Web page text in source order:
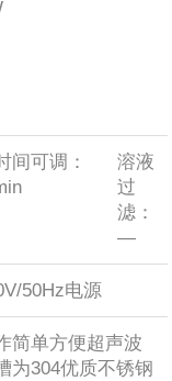
间可调：
溶液
过
滤：
—
50Hz电源
简单方便超声波
为304优质不锈钢